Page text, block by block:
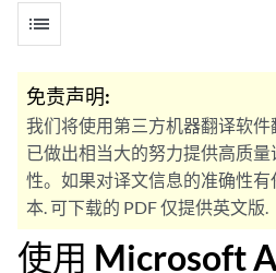
list
免责声明:
我们将使用第三方机器翻译软
已做出相当大的努力提供高质
性。如果对译文信息的准确性
本. 可下载的 PDF 仅提供英文版.
使用 Microsoft